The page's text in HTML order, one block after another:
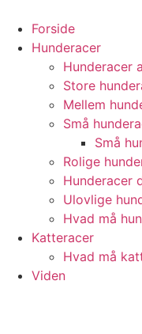
indhold
Forside
Hunderacer
Hunderacer
Store
Mellem
Små
Små
Rolige
Hunderacer
Ulovlige
Hvad må
Katteracer
Hvad må
Viden